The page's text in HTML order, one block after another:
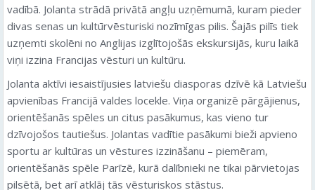
vadībā. Jolanta strādā privātā angļu uzņēmumā, kuram pieder
divas senas un kultūrvēsturiski nozīmīgas pilis. Šajās pilīs tiek
uzņemti skolēni no Anglijas izglītojošās ekskursijās, kuru laikā
viņi izzina Francijas vēsturi un kultūru.
Jolanta aktīvi iesaistījusies latviešu diasporas dzīvē kā Latviešu
apvienības Francijā valdes locekle. Viņa organizē pārgājienus,
orientēšanās spēles un citus pasākumus, kas vieno tur
dzīvojošos tautiešus. Jolantas vadītie pasākumi bieži apvieno
sportu ar kultūras un vēstures izzināšanu – piemēram,
orientēšanās spēle Parīzē, kurā dalībnieki ne tikai pārvietojas
pilsētā, bet arī atklāj tās vēsturiskos stāstus.